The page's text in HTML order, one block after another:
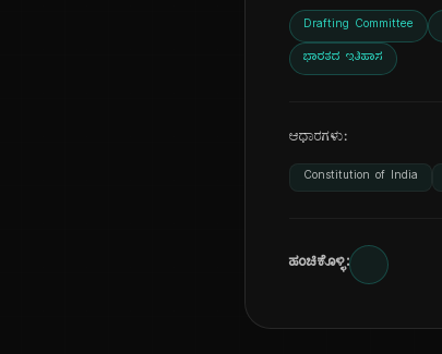
Drafting Committee
ಭಾರತದ ಇತಿಹಾಸ
ಆಧಾರಗಳು:
Constitution of India
ಹಂಚಿಕೊಳ್ಳಿ: